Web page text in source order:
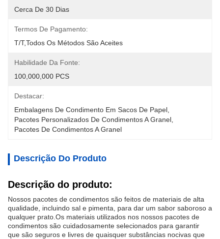
Cerca De 30 Dias
Termos De Pagamento:
T/T,todos Os Métodos São Aceites
Habilidade Da Fonte:
100,000,000 PCS
Destacar:
Embalagens De Condimento Em Sacos De Papel
Pacotes Personalizados De Condimentos A Granel
Pacotes De Condimentos A Granel
Descrição Do Produto
Descrição do produto:
Nossos pacotes de condimentos são feitos de materiais de alta
qualidade, incluindo sal e pimenta, para dar um sabor saboroso a
qualquer prato.Os materiais utilizados nos nossos pacotes de
condimentos são cuidadosamente selecionados para garantir
que são seguros e livres de quaisquer substâncias nocivas que